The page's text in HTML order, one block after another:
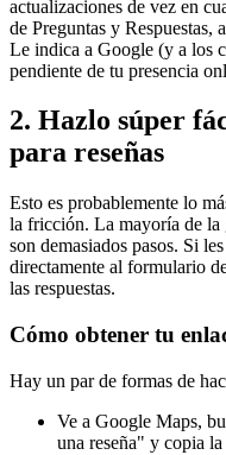
actualizaciones de vez en
de Preguntas y Respuestas,
Le indica a Google (y a los
pendiente de tu presencia
2. Hazlo súper
para reseñas
Esto es probablemente lo
la fricción. La mayoría de la
son demasiados pasos. Si
directamente al formulario
las respuestas.
Cómo obtener tu
Hay un par de formas de
Ve a Google Maps,
una reseña" y copia